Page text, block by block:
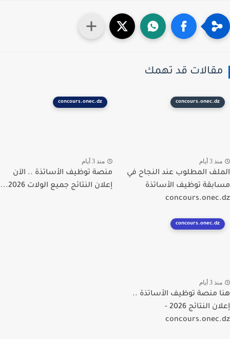
قد تهمك
concours.onec.dz
3 أيام
المطلوب عند النجاح في
توظيف الأساتذة
concours.onec.dz
منذ 3 أيام
منصة توظيف الأساتذة .. الآن
إعلان النتائج جميع الولات 2026...
concours.onec.dz
3 أيام
منصة توظيف الأساتذة ..
إعلان النتائج 2026 -